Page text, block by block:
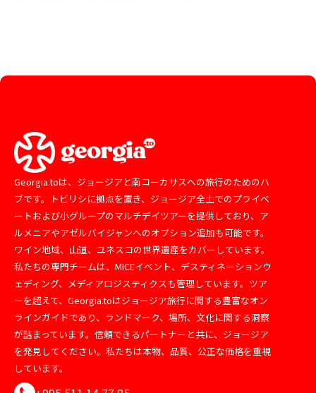
Georgia.toは、ジョージアと南コーカサスへの旅行のためのハ
ブです。トビリシに拠点を置き、ジョージア全土でのプライベ
ートおよび小グループのマルチデイツアーを提供しており、ア
ルメニアやアゼルバイジャンへのオプション追加も可能です。
ワイン地域、山道、ユネスコの世界遺産をカバーしています。
私たちの専門チームは、MICEイベント、デスティネーションウ
ェディング、メディアロジスティクスも管理しています。ツア
ーを超えて、Georgia.toはジョージア旅行に関する豊富なオン
ラインガイドであり、ランドマーク、場所、文化に関する洞察
が詰まっています。信頼できるパートナーと共に、ジョージア
を発見してください。私たちは本物、品質、公正な価格を重視
しています。